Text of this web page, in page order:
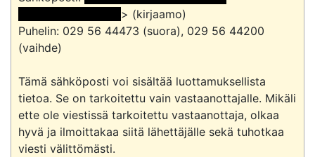
> (kirjaamo)
Puhelin: 029 56 44473 (suora), 029 56 44200
(vaihde)
Tämä sähköposti voi sisältää luottamuksellista
tietoa. Se on tarkoitettu vain vastaanottajalle. Mikäli
ette ole viestissä tarkoitettu vastaanottaja, olkaa
hyvä ja ilmoittakaa siitä lähettäjälle sekä tuhotkaa
viesti välittömästi.